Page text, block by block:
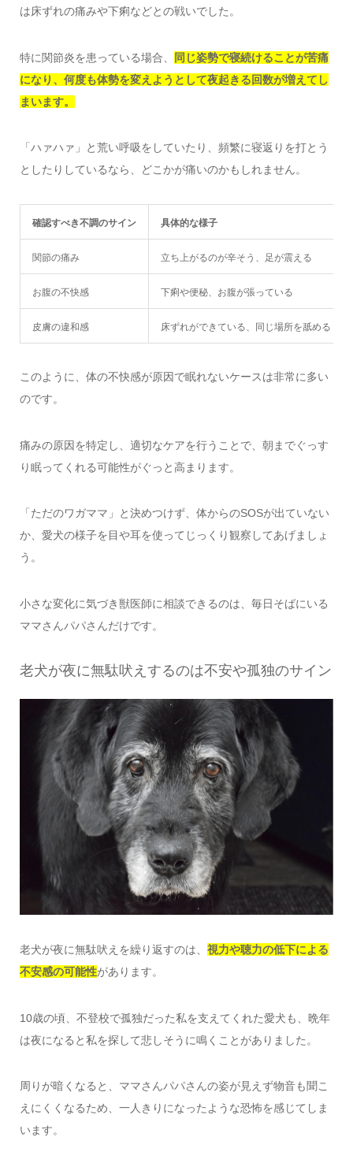
は床ずれの痛みや下痢などとの戦いでした。
特に関節炎を患っている場合、
同じ姿勢で寝続けることが苦痛
になり、何度も体勢を変えようとして夜起きる回数が増えてし
まいます。
「ハァハァ」と荒い呼吸をしていたり、頻繁に寝返りを打とう
としたりしているなら、どこかが痛いのかもしれません。
確認すべき不調のサイン 具体的な様子
関節の痛み 立ち上がるのが辛そう、足が震える
お腹の不快感 下痢や便秘、お腹が張っている
皮膚の違和感 床ずれができている、同じ場所を舐める
このように、体の不快感が原因で眠れないケースは非常に多い
のです。
痛みの原因を特定し、適切なケアを行うことで、朝までぐっす
り眠ってくれる可能性がぐっと高まります。
「ただのワガママ」と決めつけず、体からのSOSが出ていない
か、愛犬の様子を目や耳を使ってじっくり観察してあげましょ
う。
小さな変化に気づき獣医師に相談できるのは、毎日そばにいる
ママさんパパさんだけです。
老犬が夜に無駄吠えするのは不安や孤独のサイン
老犬が夜に無駄吠えを繰り返すのは、 視力や聴力の低下による
不安感の可能性があります。
10歳の頃、不登校で孤独だった私を支えてくれた愛犬も、晩年
は夜になると私を探して悲しそうに鳴くことがありました。
周りが暗くなると、ママさんパパさんの姿が見えず物音も聞こ
えにくくなるため、一人きりになったような恐怖を感じてしま
います。